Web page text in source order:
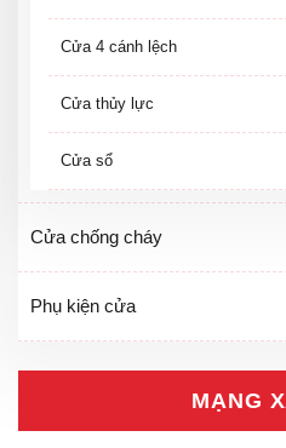
Cửa 4 cánh lệch
Cửa thủy lực
Cửa sổ
Cửa chống cháy
Phụ kiện cửa
MẠNG